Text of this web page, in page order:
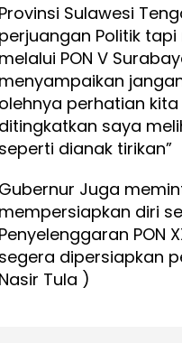
Provinsi Sulawesi
perjuangan Politik tapi
melalui PON V
menyampaikan
olehnya perhatian
ditingkatkan saya
seperti dianak tirikan”
Gubernur Juga
mempersiapkan diri
Penyelenggaran PON
segera dipersiapkan
Nasir Tula )